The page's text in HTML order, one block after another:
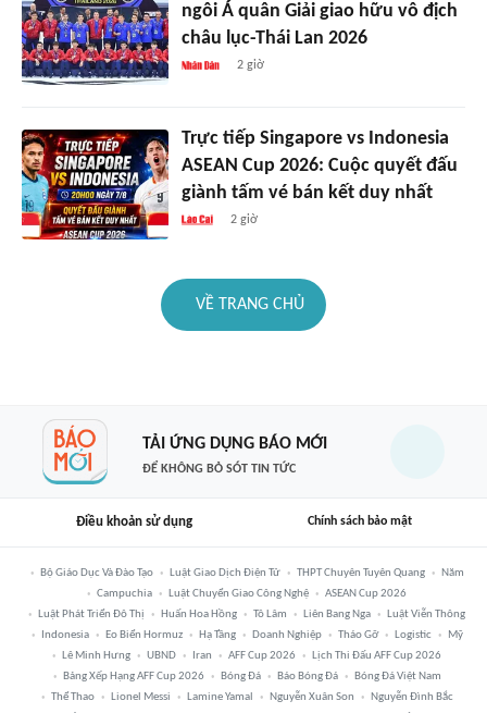
ngôi Á quân Giải giao hữu vô địch
châu lục-Thái Lan 2026
2 giờ
Trực tiếp Singapore vs Indonesia
ASEAN Cup 2026: Cuộc quyết đấu
giành tấm vé bán kết duy nhất
2 giờ
VỀ TRANG CHỦ
TẢI ỨNG DỤNG BÁO MỚI
ĐỂ KHÔNG BỎ SÓT TIN TỨC
Điều khoản sử dụng Chính sách bảo mật
Bộ Giáo Dục Và Đào Tạo Luật Giao Dịch Điện Tử THPT Chuyên Tuyên Quang
Năm
Campuchia
Luật Chuyển Giao Công Nghệ
ASEAN Cup 2026
Luật Phát Triển Đô Thị
Huấn Hoa Hồng Tô Lâm Liên Bang Nga
Luật Viễn Thông
Indonesia
Eo Biển Hormuz Hạ Tầng Doanh Nghiệp Tháo Gỡ Logistic
Mỹ
Lê Minh Hưng
UBND Iran AFF Cup 2026
Lịch Thi Đấu AFF Cup 2026
Bảng Xếp Hạng AFF Cup 2026
Bóng Đá Báo Bóng Đá
Bóng Đá Việt Nam
Thể Thao
Lionel Messi Lamine Yamal Nguyễn Xuân Son
Nguyễn Đình Bắc